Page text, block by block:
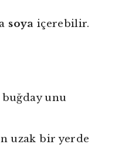
soya içerebilir.
buğday unu
uzak bir yerde